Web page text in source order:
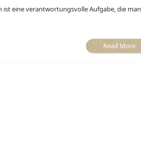
eine verantwortungsvolle Aufgabe, die man
Read More